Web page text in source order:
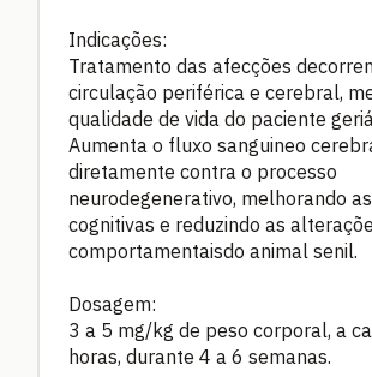
Indicações:
Tratamento das afecções
circulação periférica e cerebral,
qualidade de vida do paciente
Aumenta o fluxo sanguineo
diretamente contra o processo
neurodegenerativo, melhorando
cognitivas e reduzindo as
comportamentaisdo animal senil.
Dosagem:
3 a 5 mg/kg de peso corporal, a
horas, durante 4 a 6 semanas.